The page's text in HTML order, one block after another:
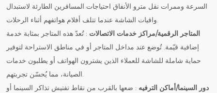
السرعة وممرات نقل مترو الأنفاق احتياجات المسافرين الطارئة لاستبدال
واقيات الشاشة عندما تتلف أفلام هواتفهم أثناء الرحلات.
المتاجر الرقمية/مراكز خدمات الاتصالات : تُعدّ هذه المتاجر بمثابة خدمة
إضافية قيّمة. تُوضع عند مداخل المتاجر أو في مناطق الاستراحة لتوفير
حماية شاملة للشاشة للعملاء الذين يشترون الهواتف أو يطلبون خدمات
الصيانة، مما يُحسّن تجربتهم.
دور السينما/أماكن الترفيه : ضعها بالقرب من نقاط تفتيش تذاكر السينما أو